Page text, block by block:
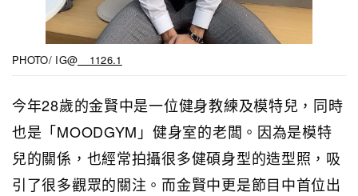
PHOTO/ IG@ __1126.1
今年28歲的金賢中是一位健身教練及模特兒，同時
也是「MOODGYM」健身室的老闆。因為是模特
兒的關係，也經常拍攝很多健碩身型的造型照，吸
引了很多觀眾的關注。而金賢中更是節目中首位出